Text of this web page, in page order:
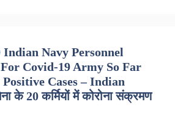
Navy Personnel
Covid-19 Army So Far
Cases – Indian
के 20 कर्मियों में कोरोना संक्रमण